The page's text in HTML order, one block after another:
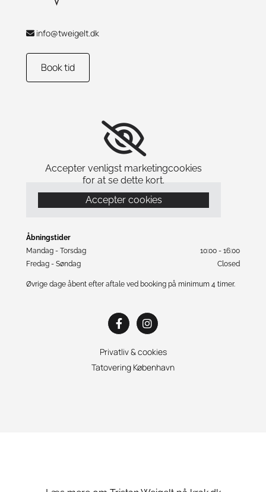
 info@tweigelt.dk
Book tid
Accepter venligst marketingcookies
for at se dette kort.
Accepter cookies
Åbningstider
Mandag - Torsdag
10:00 - 16:00
Fredag - Søndag
Closed
Øvrige dage åbent efter aftale ved booking på minimum 4 timer.
Privatliv & cookies
Tatovering København